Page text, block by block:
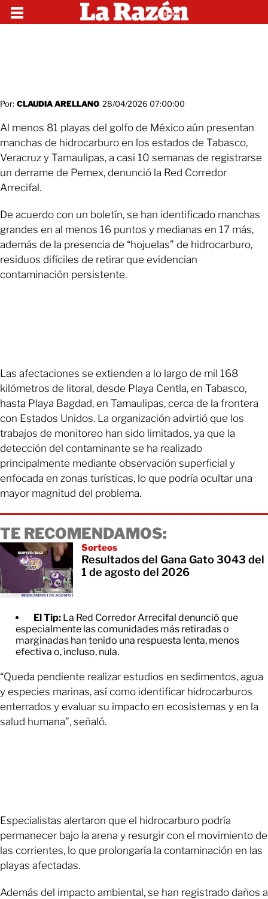
Por: CLAUDIA ARELLANO 28/04/2026 07:00:00
Al menos 81 playas del golfo de México aún presentan
manchas de hidrocarburo en los estados de Tabasco,
Veracruz y Tamaulipas, a casi 10 semanas de registrarse
un derrame de Pemex, denunció la Red Corredor
Arrecifal.
De acuerdo con un boletín, se han identificado manchas
grandes en al menos 16 puntos y medianas en 17 más,
además de la presencia de “hojuelas” de hidrocarburo,
residuos difíciles de retirar que evidencian
contaminación persistente.
Las afectaciones se extienden a lo largo de mil 168
kilómetros de litoral, desde Playa Centla, en Tabasco,
hasta Playa Bagdad, en Tamaulipas, cerca de la frontera
con Estados Unidos. La organización advirtió que los
trabajos de monitoreo han sido limitados, ya que la
detección del contaminante se ha realizado
principalmente mediante observación superficial y
enfocada en zonas turísticas, lo que podría ocultar una
mayor magnitud del problema.
TE RECOMENDAMOS:
Sorteos
Resultados del Gana Gato 3043 del
1 de agosto del 2026
El Tip: La Red Corredor Arrecifal denunció que
especialmente las comunidades más retiradas o
marginadas han tenido una respuesta lenta, menos
efectiva o, incluso, nula.
“Queda pendiente realizar estudios en sedimentos, agua
y especies marinas, así como identificar hidrocarburos
enterrados y evaluar su impacto en ecosistemas y en la
salud humana”, señaló.
Especialistas alertaron que el hidrocarburo podría
permanecer bajo la arena y resurgir con el movimiento de
las corrientes, lo que prolongaría la contaminación en las
playas afectadas.
Además del impacto ambiental, se han registrado daños a